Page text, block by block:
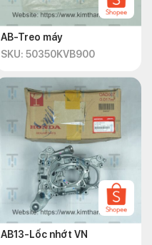
AB-Treo máy
SKU: 50350KVB900
AB13-Lốc nhớt VN